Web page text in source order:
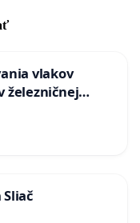
vlakov
železničnej